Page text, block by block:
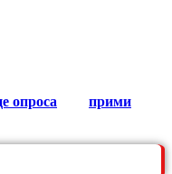
опроса
прими